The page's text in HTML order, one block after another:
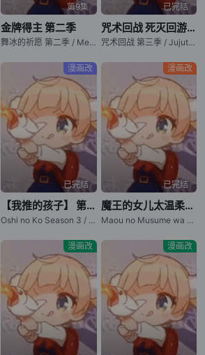
第9集
金牌得主 第二季
舞冰的祈愿 第二季 / Medalist Season 2
已完结
咒术回战 死灭回游 前篇
咒术回战 第三季 / Jujutsu Kaisen: Shimetsu Kaiyuu / Jujutsu Kaisen The Culling Game
漫画改
已完结
【我推的孩子】 第三季
Oshi no Ko Season 3 / "Oshi no Ko" 3
漫画改
已完结
魔王的女儿太温柔了！！
Maou no Musume wa Yasashisugiru!! / The Demon King's Daughter Is Too Kind!!
漫画改 漫画改